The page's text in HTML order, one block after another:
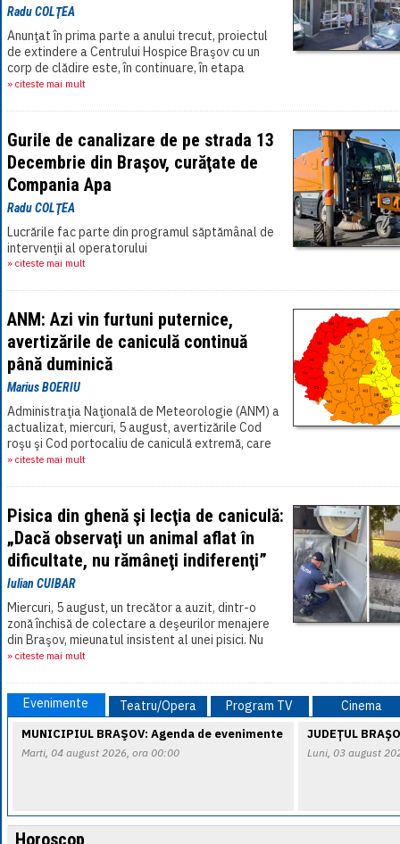
Radu COLŢEA
Anunţat în prima parte a anului trecut, proiectul
de extindere a Centrului Hospice Braşov cu un
corp de clădire este, în continuare, în etapa
birocratică. Din momentul anunţului[...]
» citeste mai mult
Gurile de canalizare de pe strada 13
Decembrie din Braşov, curăţate de
Compania Apa
Radu COLŢEA
Lucrările fac parte din programul săptămânal de
intervenţii al operatorului
» citeste mai mult
ANM: Azi vin furtuni puternice,
avertizările de caniculă continuă
până duminică
Marius BOERIU
Administraţia Naţională de Meteorologie (ANM) a
actualizat, miercuri, 5 august, avertizările Cod
roşu şi Cod portocaliu de caniculă extremă, care
vor fi valabile în cea mai mare parte a[...]
» citeste mai mult
Pisica din ghenă şi lecţia de caniculă:
„Dacă observaţi un animal aflat în
dificultate, nu rămâneţi indiferenţi”
Iulian CUIBAR
Miercuri, 5 august, un trecător a auzit, dintr-o
zonă închisă de colectare a deşeurilor menajere
din Braşov, mieunatul insistent al unei pisici. Nu
şi-a spus că „probabil va ieşi[...]
» citeste mai mult
Evenimente Teatru/Opera Program TV Cinema
MUNICIPIUL BRAŞOV: Agenda de evenimente
Marti, 04 august 2026, ora 00:00
JUDEȚUL
Luni, 03 august
Horoscop